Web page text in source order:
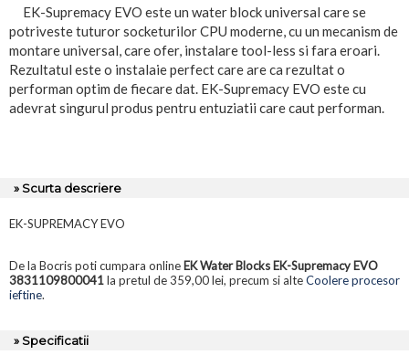
EK-Supremacy EVO este un water block universal care se
potriveste tuturor socketurilor CPU moderne, cu un mecanism de
montare universal, care ofer, instalare tool-less si fara eroari.
Rezultatul este o instalaie perfect care are ca rezultat o
performan optim de fiecare dat. EK-Supremacy EVO este cu
adevrat singurul produs pentru entuziatii care caut performan.
» Scurta descriere
EK-SUPREMACY EVO
De la Bocris poti cumpara online EK Water Blocks EK-Supremacy EVO
3831109800041la pretul de 359,00 lei, precum si alteCoolere procesor
ieftine.
» Specificatii